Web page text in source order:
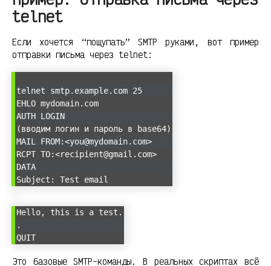
telnet
Если хочется “пощупать” SMTP руками, вот пример
отправки письма через telnet:
telnet smtp.example.com 25
EHLO mydomain.com
AUTH LOGIN
(вводим логин и пароль в base64)
MAIL FROM:<you@mydomain.com>
RCPT TO:<recipient@gmail.com>
DATA
Subject: Test email
Hello, this is a test.
.
QUIT
Это базовые SMTP-команды. В реальных скриптах всё